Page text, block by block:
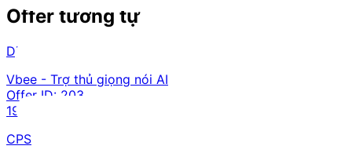
Offer tương tự
Dịch vụ trực tuyến
Vbee - Trợ thủ giọng nói AI
Offer ID: 203
194
CPS